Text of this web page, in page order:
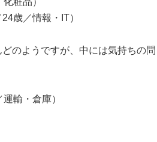
歳／情報・IT）
のようですが、中には気持ちの問
輸・倉庫）